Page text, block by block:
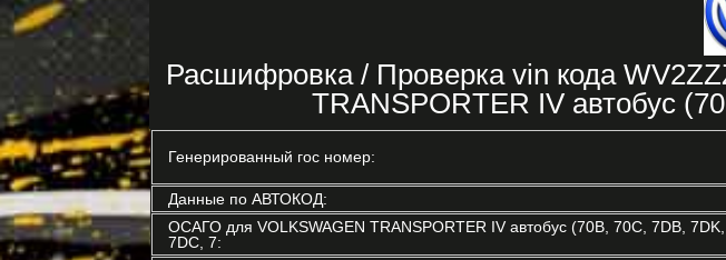
Расшифровка / Проверка vin кода
TRANSPORTER IV автобус
Генерированный гос номер:
Данные по АВТОКОД:
ОСАГО для VOLKSWAGEN TRANSPORTER IV автобус (70B, 70C, 7DB, 7DK,
7DC, 7: